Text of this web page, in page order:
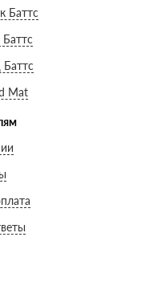
Баттс
Баттс
Баттс
Mat